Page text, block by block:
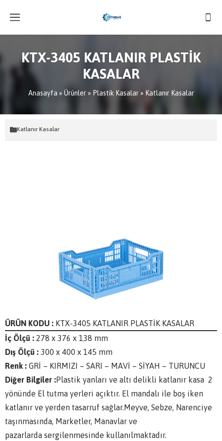
KTX-3405 KATLANIR PLASTİK
KASALAR
Anasayfa » Ürünler» Plastik Kasalar» Katlanır Kasalar
Katlanır Kasalar
ÜRÜN KODU : KTX-3405 KATLANIR PLASTİK KASALAR
İç Ölçü : 278 x 376 x 138 mm
Dış Ölçü : 300 x 400 x 145 mm
Renk : GRİ – KIRMIZI – SARI – MAVİ – SİYAH – TURUNCU
Diğer Bilgiler :Plastik yanları ve altı delikli katlanır kasa 2
yönünde El tutma yerleri açıktır. El mandalı ile boş iken
katlanır ve yerden tasarruf sağlar.Meyve, Sebze, Narenciye
taşınmasında, Marketler, Manavlar ve
pazarlarda sergilenmesinde kullanılmaktadır.